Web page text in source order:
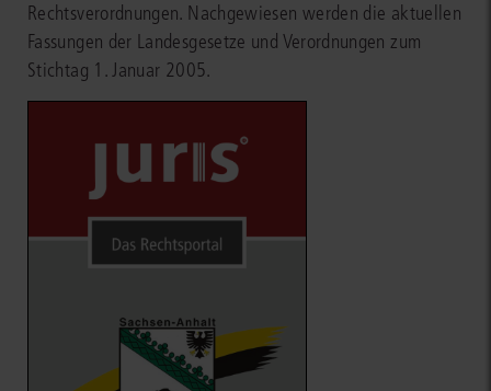
Rechtsverordnungen. Nachgewiesen werden die aktuellen
Fassungen der Landesgesetze und Verordnungen zum
Stichtag 1. Januar 2005.